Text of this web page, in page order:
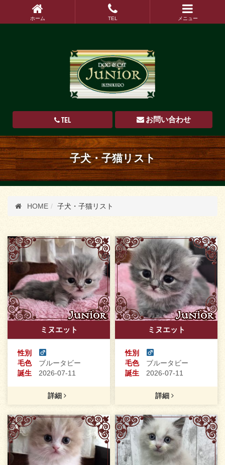
TEL お問い合わせ
ホーム TEL メニュー
子犬・子猫リスト
HOME 子犬・子猫リスト
ミヌエット
性別
毛色ブルータビー
誕生 2026-07-11
詳細
ミヌエット
性別
毛色ブルータビー
誕生 2026-07-11
詳細